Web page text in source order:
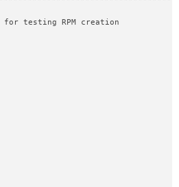
testing RPM creation